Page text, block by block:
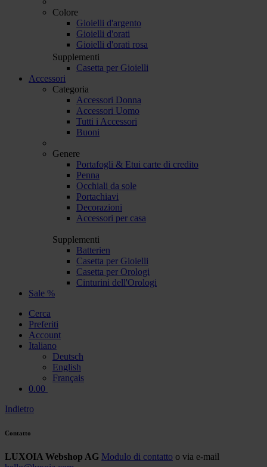
Colore
Gioielli d'argento
Gioielli d'orati
Gioielli d'orati rosa
Supplementi
Casetta per Gioielli
Accessori
Categoria
Accessori Donna
Accessori Uomo
Tutti i Accessori
Buoni
Genere
Portafogli & Etui carte di credito
Penna
Occhiali da sole
Portachiavi
Decorazioni
Accessori per casa
Supplementi
Batterien
Casetta per Gioielli
Casetta per Orologi
Cinturini dell'Orologi
Sale %
Cerca
Preferiti
Account
Italiano
Deutsch
English
Français
0.00
Indietro
Contatto
LUXOIA Webshop AG Modulo di contatto o via e-mail